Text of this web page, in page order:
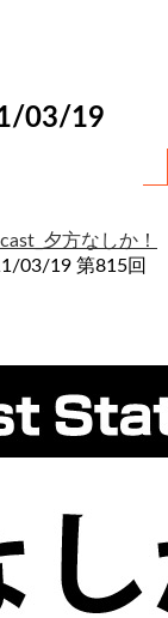
03/19
夕方なしか！
03/19 第815回